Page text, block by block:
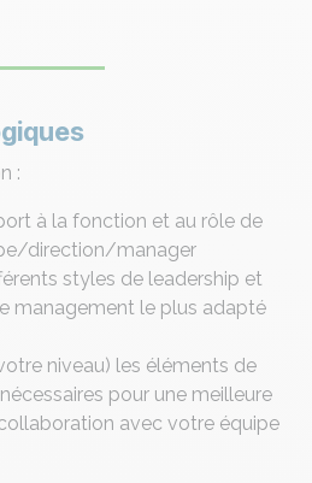
:
à la fonction et au rôle de
direction/manager
styles de leadership et
management le plus adapté
niveau) les éléments de
pour une meilleure
avec votre équipe